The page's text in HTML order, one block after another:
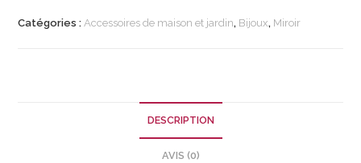
feuilles
Catégories :Accessoires de maison et jardin, Bijoux, Miroir
DESCRIPTION
AVIS (0)